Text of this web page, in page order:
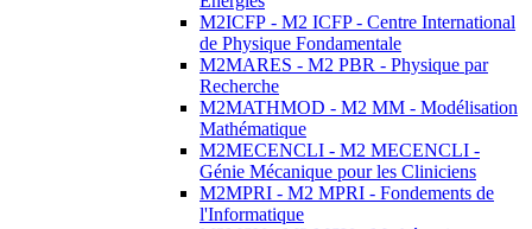
M2ICFP - M2 ICFP - Centre International
de Physique Fondamentale
M2MARES - M2 PBR - Physique par
Recherche
M2MATHMOD - M2 MM - Modélisation
Mathématique
M2MECENCLI - M2 MECENCLI -
Génie Mécanique pour les Cliniciens
M2MPRI - M2 MPRI - Fondements de
l'Informatique